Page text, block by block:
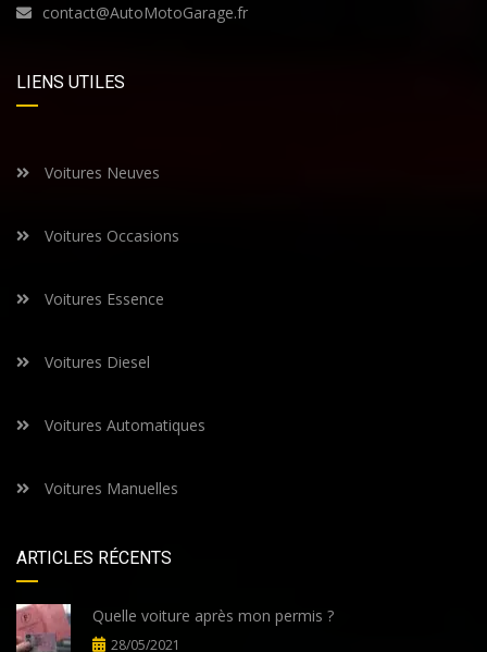
contact@AutoMotoGarage.fr
LIENS UTILES
Voitures Neuves
Voitures Occasions
Voitures Essence
Voitures Diesel
Voitures Automatiques
Voitures Manuelles
ARTICLES RÉCENTS
Quelle voiture après mon permis ?
28/05/2021